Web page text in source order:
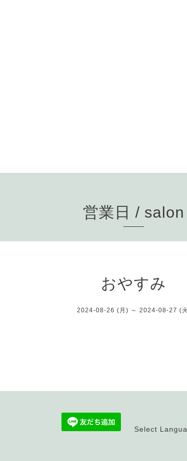
営業日 / salon
おやすみ
2024-08-26 (月) ～ 2024-08-27 (
Select